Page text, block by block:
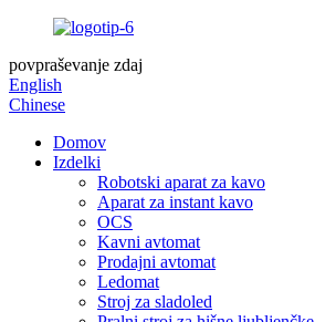
povpraševanje zdaj
English
Chinese
Domov
Izdelki
Robotski aparat za kavo
Aparat za instant kavo
OCS
Kavni avtomat
Prodajni avtomat
Ledomat
Stroj za sladoled